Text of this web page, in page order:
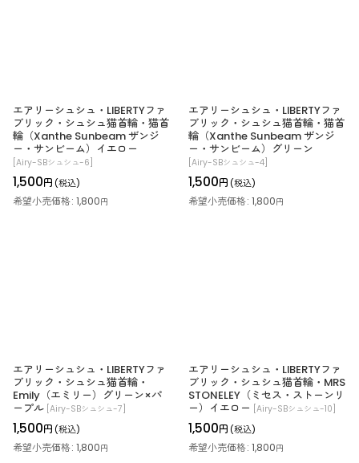
エアリーシュシュ・LIBERTYファ
ブリック・シュシュ猫首輪・猫首
輪（Xanthe Sunbeam ザンジ
ー・サンビーム）イエロー
[Airy-SBシュシュ-6]
1,500円 (税込)
希望小売価格: 1,800円
エアリーシュシュ・LIBERTYファ
ブリック・シュシュ猫首輪・猫首
輪（Xanthe Sunbeam ザンジ
ー・サンビーム）グリーン
[Airy-SBシュシュ-4]
1,500円 (税込)
希望小売価格: 1,800円
エアリーシュシュ・LIBERTYファ
ブリック・シュシュ猫首輪・
Emily（エミリー）グリーン×パ
ープル [Airy-SBシュシュ-7]
1,500円 (税込)
希望小売価格: 1,800円
エアリーシュシュ・LIBERTYファ
ブリック・シュシュ猫首輪・MRS
STONELEY（ミセス・ストーンリ
ー）イエロー [Airy-SBシュシュ-10]
1,500円 (税込)
希望小売価格: 1,800円